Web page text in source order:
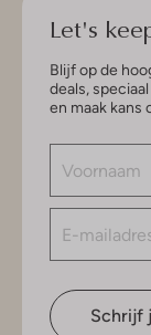
Let's
Blijf op de
deals,
en maak kans
Schrijf